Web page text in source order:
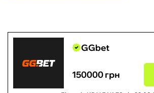
GGbet
150000 грн